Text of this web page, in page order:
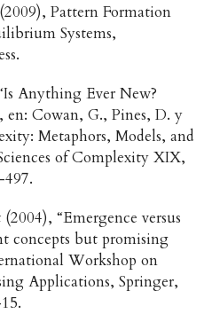
Pattern Formation
Systems,
Anything Ever New?
en: Cowan, G., Pines, D. y
Metaphors, Models, and
of Complexity XIX,
“Emergence versus
concepts but promising
Workshop on
Applications, Springer,